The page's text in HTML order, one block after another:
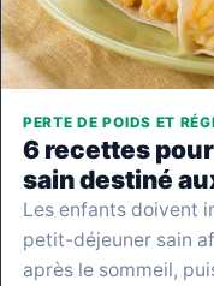
PERTE DE POIDS ET
6 recettes
sain destiné
Les enfants doivent
petit-déjeuner sain
après le sommeil,